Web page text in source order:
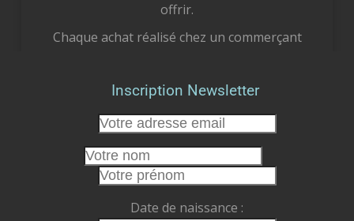
offrir.
Chaque achat réalisé chez un commerçant
des hommes passionnés, vous préservez des
emplois et vous participez à faire vivre le cœur
de notre cité.
Cet été, faisons le choix de la proximité.
Faisons vivre nos commerces.
Faisons rayonner Liège.
Inscription Newsletter
Date de naissance :